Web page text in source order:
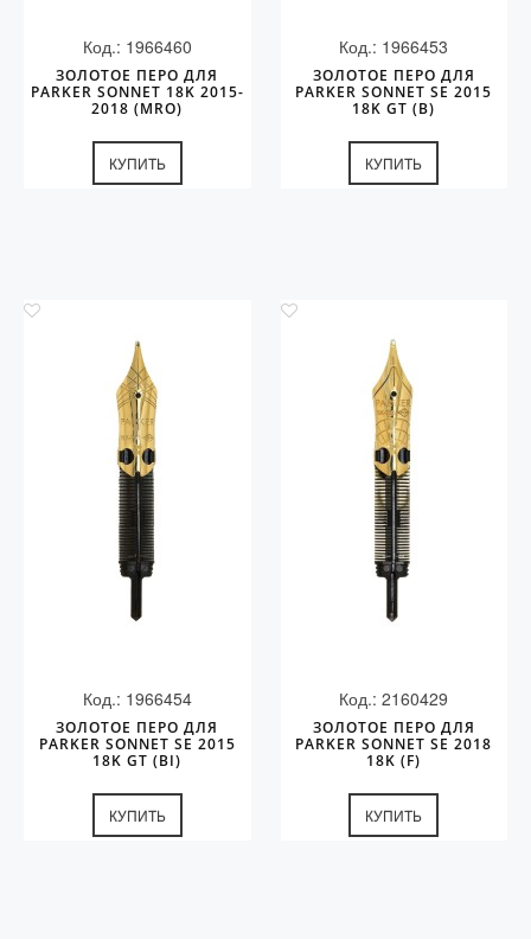
Код.: 1966460
ЗОЛОТОЕ ПЕРО ДЛЯ
PARKER SONNET 18K 2015-
2018 (MRO)
КУПИТЬ
Код.: 1966453
ЗОЛОТОЕ ПЕРО ДЛЯ
PARKER SONNET SE 2015
18K GT (B)
КУПИТЬ
Код.: 1966454
ЗОЛОТОЕ ПЕРО ДЛЯ
PARKER SONNET SE 2015
18K GT (BI)
КУПИТЬ
Код.: 2160429
ЗОЛОТОЕ ПЕРО ДЛЯ
PARKER SONNET SE 2018
18K (F)
КУПИТЬ